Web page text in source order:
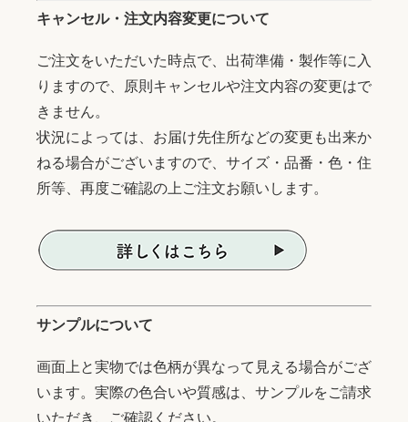
キャンセル・注文内容変更について
ご注文をいただいた時点で、出荷準備・製作等に入
りますので、原則キャンセルや注文内容の変更はで
きません。
状況によっては、お届け先住所などの変更も出来か
ねる場合がございますので、サイズ・品番・色・住
所等、再度ご確認の上ご注文お願いします。
サンプルについて
画面上と実物では色柄が異なって見える場合がござ
います。実際の色合いや質感は、サンプルをご請求
いただき、ご確認ください。